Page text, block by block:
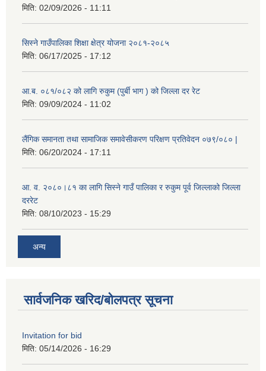
मिति: 02/09/2026 - 11:11
सिस्ने गाउँपालिका शिक्षा क्षेत्र योजना २०८१-२०८५
मिति: 06/17/2025 - 17:12
आ.ब. ०८१/०८२ को लागि रुकुम (पुर्बी भाग ) को जिल्ला दर रेट
मिति: 09/09/2024 - 11:02
लैंगिक समानता तथा सामाजिक समावेसीकरण परिक्षण प्रतिवेदन ०७९/०८० |
मिति: 06/20/2024 - 17:11
आ. व. २०८०।८१ का लागि सिस्ने गाउँ पालिका र रुकुम पूर्व जिल्लाको जिल्ला
दररेट
मिति: 08/10/2023 - 15:29
अन्य
सार्वजनिक खरिद/बोलपत्र सूचना
Invitation for bid
मिति: 05/14/2026 - 16:29